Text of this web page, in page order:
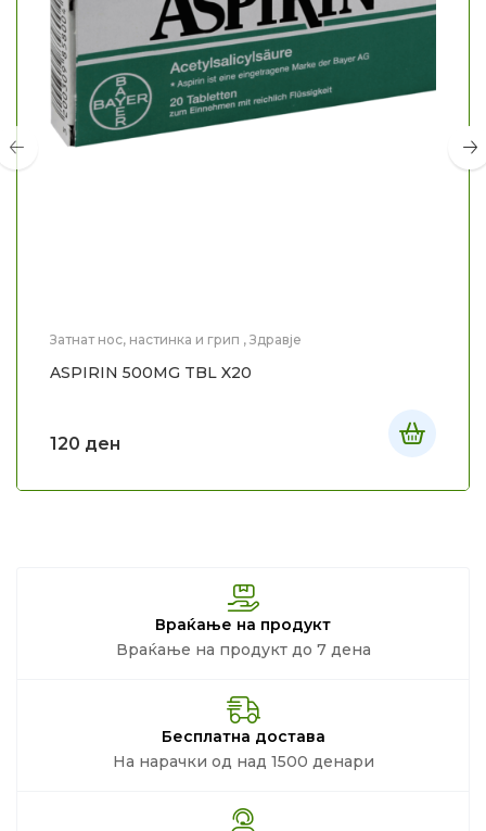
Затнат нос, настинка и грип , Здравје
ASPIRIN 500MG TBL X20
120 ден
Враќање на продукт
Враќање на продукт до 7 дена
Бесплатна достава
На нарачки од над 1500 денари